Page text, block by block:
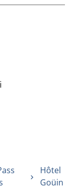
Hôtel
Goüin